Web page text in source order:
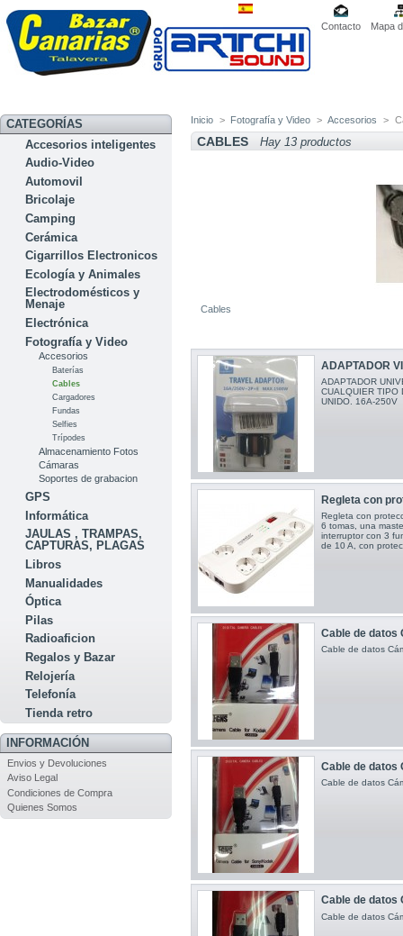
Contacto Mapa
CATEGORÍAS
Accesorios inteligentes
Audio-Video
Automovil
Bricolaje
Camping
Cerámica
Cigarrillos Electronicos
Ecología y Animales
Electrodomésticos y
Menaje
Electrónica
Fotografía y Video
Accesorios
Baterías
Cables
Cargadores
Fundas
Selfies
Trípodes
Almacenamiento Fotos
Cámaras
Soportes de grabacion
GPS
Informática
JAULAS , TRAMPAS,
CAPTURAS, PLAGAS
Libros
Manualidades
Óptica
Pilas
Radioaficion
Regalos y Bazar
Relojería
Telefonía
Tienda retro
INFORMACIÓN
Envios y Devoluciones
Aviso Legal
Condiciones de Compra
Quienes Somos
Inicio > Fotografía y Video > Accesorios >
CABLES Hay 13 productos
Cables
ADAPTADOR
ADAPTADOR
CUALQUIER TIPO
UNIDO. 16A-250V
Regleta con
Regleta con
6 tomas, una
interruptor con 3
de 10 A, con
Cable de datos
Cable de datos
Cable de datos
Cable de datos
Cable de datos
Cable de datos